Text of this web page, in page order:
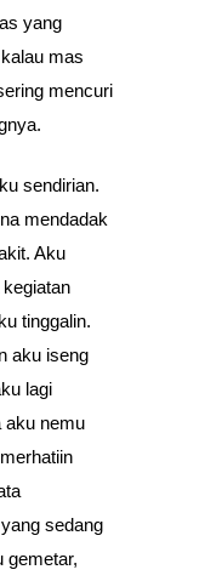
yang
mas
mencuri
sendirian.
mendadak
Aku
tinggalin.
aku iseng
lagi
aku nemu
sedang
gemetar,